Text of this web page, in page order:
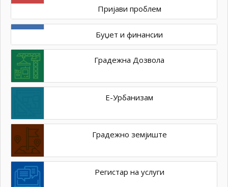
Пријави проблем
Буџет и финансии
Градежна Дозвола
Е-Урбанизам
Градежно земјиште
Регистар на услуги